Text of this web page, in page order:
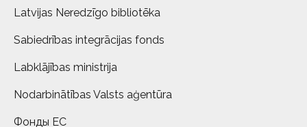
Latvijas Neredzīgo bibliotēka
Sabiedrības integrācijas fonds
Labklājības ministrija
Nodarbinātības Valsts aģentūra
Фонды ЕС